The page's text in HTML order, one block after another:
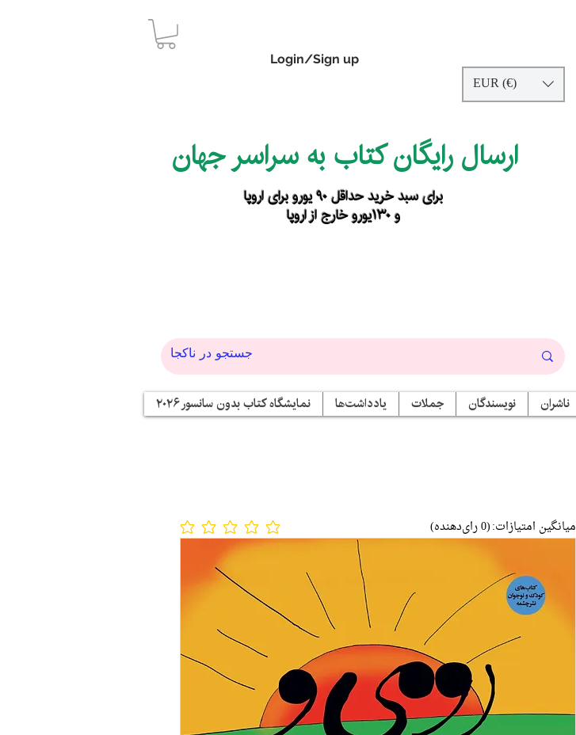
Login/Sign up
EUR (€)
ارسال رایگان کتاب به سراسر جهان
برای سبد خرید حداقل ۹۰ یورو برای اروپا
و ۱۳۰یورو خارج از اروپا
ناشران نویسندگان جملات یادداشت‌ها نمایشگاه کتاب بدون سانسور ۲۰۲۶
No ratings yet میانگین امتیازات:(0 رای‌دهنده)